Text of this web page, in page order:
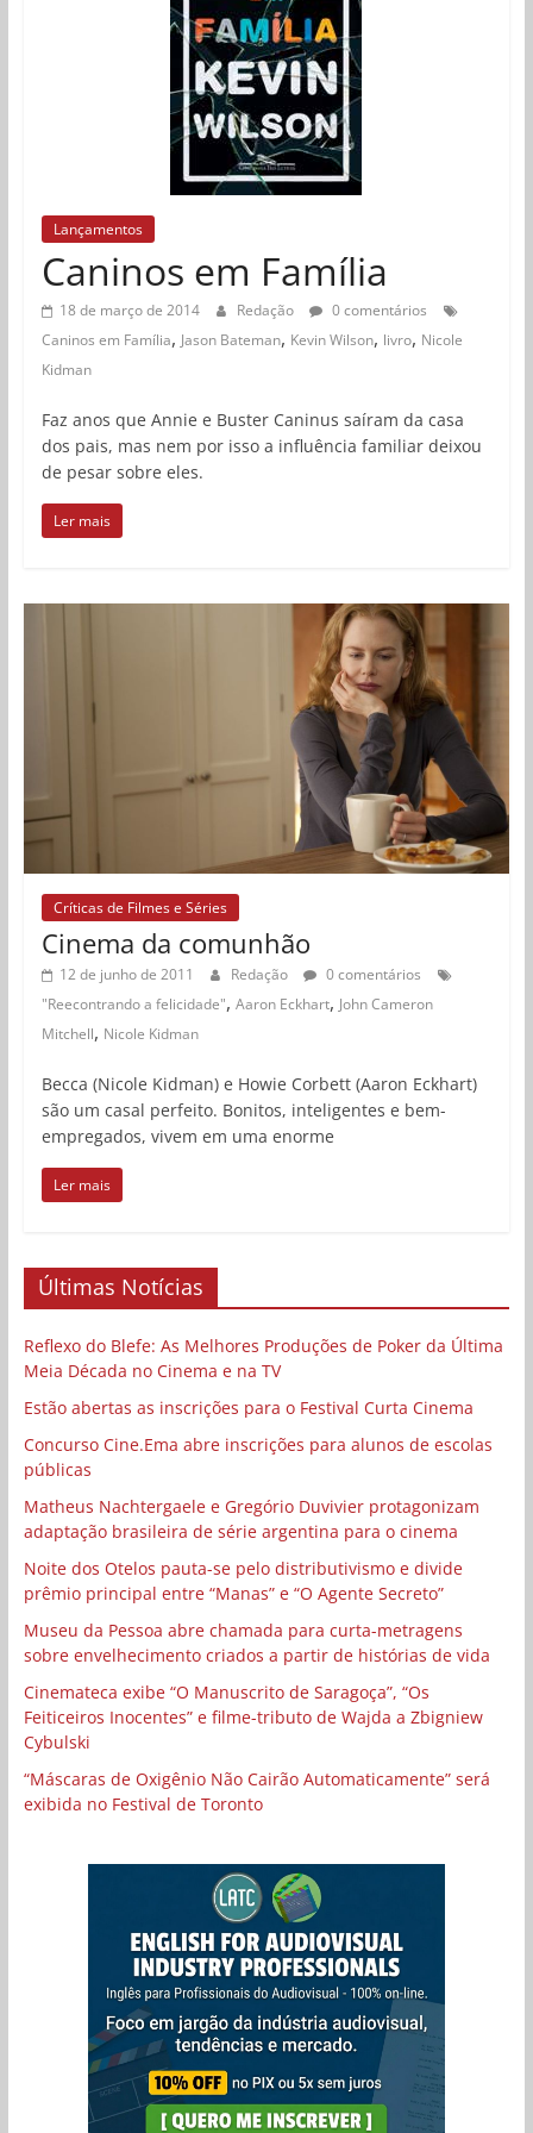
Lançamentos
Caninos em Família
18 de março de 2014 Redação
0 comentários
Caninos em Família, Jason Bateman, Kevin Wilson, livro, Nicole
Kidman
Faz anos que Annie e Buster Caninus saíram da casa
dos pais, mas nem por isso a influência familiar deixou
de pesar sobre eles.
Ler mais
Críticas de Filmes e Séries
Cinema da comunhão
12 de junho de 2011 Redação
0 comentários
"Reecontrando a felicidade", Aaron Eckhart, John Cameron
Mitchell, Nicole Kidman
Becca (Nicole Kidman) e Howie Corbett (Aaron Eckhart)
são um casal perfeito. Bonitos, inteligentes e bem-
empregados, vivem em uma enorme
Ler mais
Últimas Notícias
Reflexo do Blefe: As Melhores Produções de Poker da Última
Meia Década no Cinema e na TV
Estão abertas as inscrições para o Festival Curta Cinema
Concurso Cine.Ema abre inscrições para alunos de escolas
públicas
Matheus Nachtergaele e Gregório Duvivier protagonizam
adaptação brasileira de série argentina para o cinema
Noite dos Otelos pauta-se pelo distributivismo e divide
prêmio principal entre “Manas” e “O Agente Secreto”
Museu da Pessoa abre chamada para curta-metragens
sobre envelhecimento criados a partir de histórias de vida
Cinemateca exibe “O Manuscrito de Saragoça”, “Os
Feiticeiros Inocentes” e filme-tributo de Wajda a Zbigniew
Cybulski
“Máscaras de Oxigênio Não Cairão Automaticamente” será
exibida no Festival de Toronto